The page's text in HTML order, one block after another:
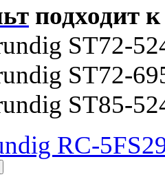
подходит
ST72-
ST72-
ST85-
RC-